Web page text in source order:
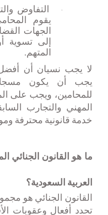
·
التفاوض
يقوم
الجهات
إلى تسوية
المتهم.
لا يجب نسيان أن
يجب أن يكون مسجلاً
للمحامين، ويجب على
المهني والتجارب
خدمة قانونية محترفة
ما هو القانون الجنائي
العربية السعودية؟
القانون الجنائي هو
تحدد أفعال وعقوبات